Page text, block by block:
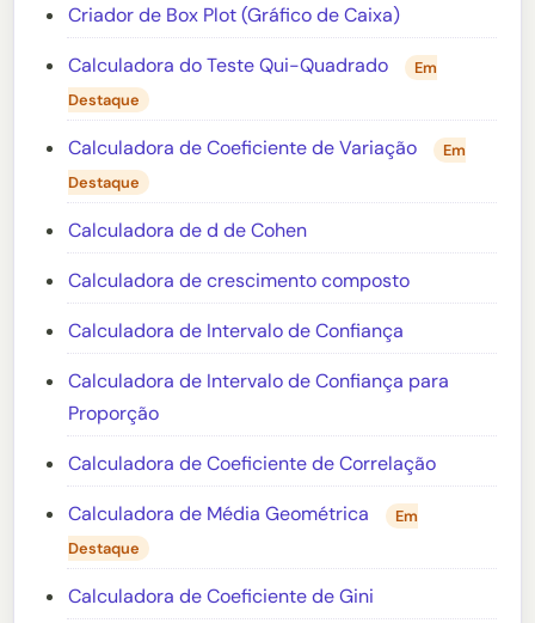
Criador de Box Plot (Gráfico de Caixa)
Calculadora do Teste Qui-Quadrado
Em
Destaque
Calculadora de Coeficiente de Variação
Em
Destaque
Calculadora de d de Cohen
Calculadora de crescimento composto
Calculadora de Intervalo de Confiança
Calculadora de Intervalo de Confiança para
Proporção
Calculadora de Coeficiente de Correlação
Calculadora de Média Geométrica
Em
Destaque
Calculadora de Coeficiente de Gini